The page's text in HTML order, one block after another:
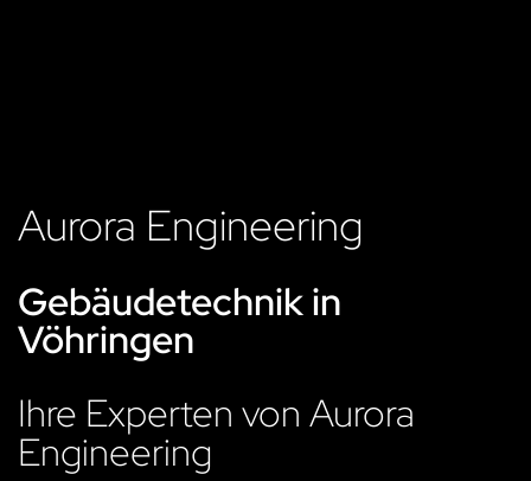
Aurora Engineering
Gebäudetechnik in
Vöhringen
Ihre Experten von Aurora
Engineering